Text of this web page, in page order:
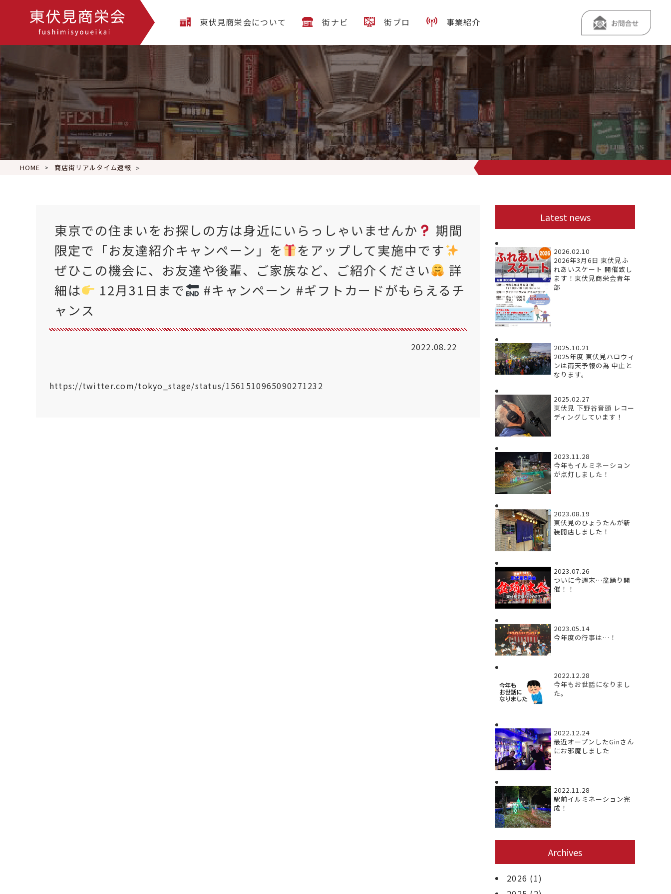
東伏見商栄会について 街ナビ 街ブロ 事業紹介
HOME 商店街リアルタイム速報 期間限定で「お友達紹介キャンペーン」を
東京での住まいをお探しの方は身近にいらっしゃいませんか
期間
限定で「お友達紹介キャンペーン」を
をアップして実施中です
ぜひこの機会に、お友達や後輩、ご家族など、ご紹介ください
詳
細は
12月31日まで
#キャンペーン #ギフトカードがもらえるチ
ャンス
2022.08.22
https://twitter.com/tokyo_stage/status/1561510965090271232
Latest news
2026.02.10
2026年3月6日 東伏見ふ
れあいスケート 開催致し
ます！東伏見商栄会青年
部
2025.10.21
2025年度 東伏見ハロウィ
ンは雨天予報の為 中止と
なります。
2025.02.27
東伏見 下野谷音頭 レコー
ディングしています！
2023.11.28
今年もイルミネーション
が点灯しました！
2023.08.19
東伏見のひょうたんが新
装開店しました！
2023.07.26
ついに今週末…盆踊り開
催！！
2023.05.14
今年度の行事は…！
2022.12.28
今年もお世話になりまし
た。
2022.12.24
最近オープンしたGinさん
にお邪魔しました
2022.11.28
駅前イルミネーション完
成！
Archives
2026 (1)